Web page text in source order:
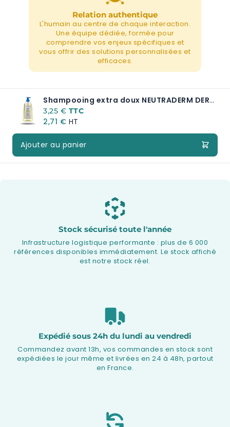
Relation authentique
L'humain au centre de chaque interaction.
Une équipe dédiée, formée pour
comprendre vos enjeux spécifiques et
vous offrir des solutions personnalisées et
efficaces.
Shampooing extra doux NEUTRADERM DERMO-RESPECT
A partir de:
3,25 €
2,71 €
Ajouter au panier
Stock sécurisé toute l'année
Infrastructure logistique performante : plus de 6 000
références disponibles immédiatement. Le stock affiché
est notre stock réel.
Expédié sous 24h du lundi au vendredi
Commandez avant 13h, vos commandes en stock sont
expédiées le jour même et livrées en 24 à 48h, partout
en France.